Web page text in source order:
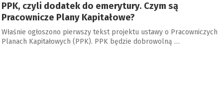
PPK, czyli dodatek do emerytury. Czym są
Pracownicze Plany Kapitałowe?
Właśnie ogłoszono pierwszy tekst projektu ustawy o Pracowniczych
Planach Kapitałowych (PPK). PPK będzie dobrowolną …